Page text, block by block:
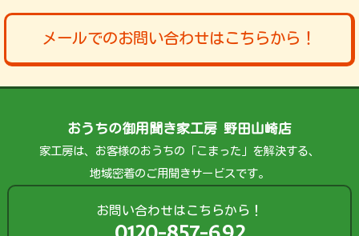
メールでのお問い合わせはこちらから！
おうちの御用聞き家工房 野田山崎店
家工房は、お客様のおうちの「こまった」を解決する、
地域密着のご用聞きサービスです。
お問い合わせはこちらから！